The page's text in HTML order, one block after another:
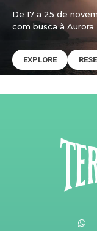
De 17 a 25 de
com busca à Aurora
EXPLORE